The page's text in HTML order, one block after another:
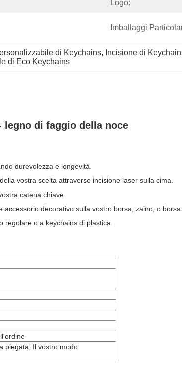
Logo:
Imballaggi
di Keychains, Incisione di
di Eco Keychains
legno di faggio della noce
durevolezza e longevità.
vostra scelta attraverso incisione laser sulla cima.
catena chiave.
decorativo sulla vostro borsa, zaino, o borsa.
o a keychains di plastica.
piegata; Il vostro modo